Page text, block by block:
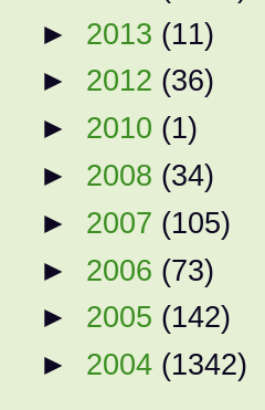
► 2013 (11)
► 2012 (36)
► 2010 (1)
► 2008 (34)
► 2007 (105)
► 2006 (73)
► 2005 (142)
► 2004 (1342)